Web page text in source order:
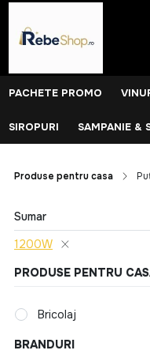
PACHETE PROMO
SIROPURI SAMPANIE &
Produse pentru casa
Sumar
1200W
PRODUSE PENTRU
Bricolaj
BRANDURI